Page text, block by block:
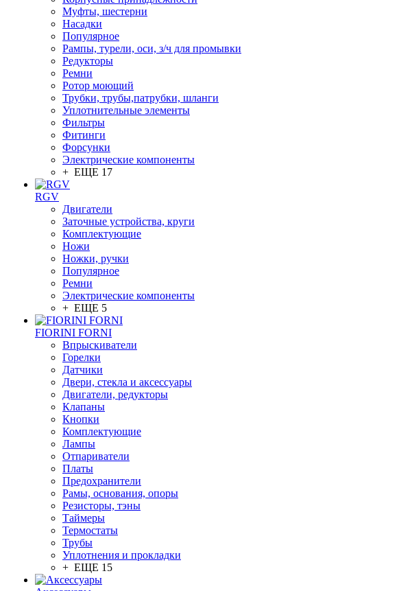
Муфты, шестерни
Насадки
Популярное
Рампы, турели, оси, з/ч для промывки
Редукторы
Ремни
Ротор моющий
Трубки, трубы,патрубки, шланги
Уплотнительные элементы
Фильтры
Фитинги
Форсунки
Электрические компоненты
+ ЕЩЕ 17
RGV
Двигатели
Заточные устройства, круги
Комплектующие
Ножи
Ножки, ручки
Популярное
Ремни
Электрические компоненты
+ ЕЩЕ 5
FIORINI FORNI
Впрыскиватели
Горелки
Датчики
Двери, стекла и аксессуары
Двигатели, редукторы
Клапаны
Кнопки
Комплектующие
Лампы
Отпариватели
Платы
Предохранители
Рамы, основания, опоры
Резисторы, тэны
Таймеры
Термостаты
Трубы
Уплотнения и прокладки
+ ЕЩЕ 15